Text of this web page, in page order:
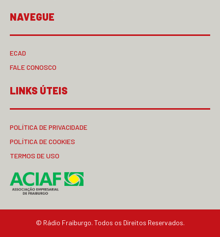
NAVEGUE
ECAD
FALE CONOSCO
LINKS ÚTEIS
POLÍTICA DE PRIVACIDADE
POLÍTICA DE COOKIES
TERMOS DE USO
© Rádio Fraiburgo. Todos os Direitos Reservados.